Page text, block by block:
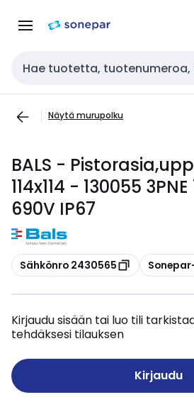
navigointiinsisältöön
Haku
Näytä murupolku
BALS -
114x114 - 130055
690V IP67
Kopioi
Sähkönro 2430565 Kopioi
Kirjaudu sisään tai luo tili
tehdäksesi tilauksen
Kirjaudu